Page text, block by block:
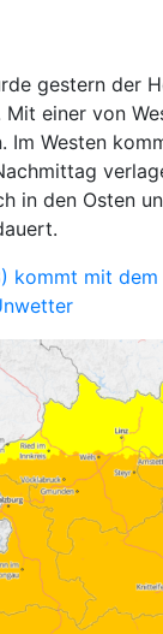
gestern der
einer von
Westen
in den Osten
kommt mit dem